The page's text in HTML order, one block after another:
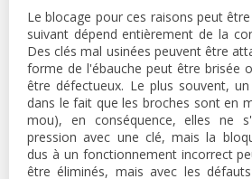
Le blocage pour ces raisons peut
suivant dépend entièrement de la
Des clés mal usinées peuvent être
forme de l'ébauche peut être brisée
être défectueux. Le plus souvent,
dans le fait que les broches sont en
mou), en conséquence, elles ne
pression avec une clé, mais la
dus à un fonctionnement incorrect
être éliminés, mais avec les